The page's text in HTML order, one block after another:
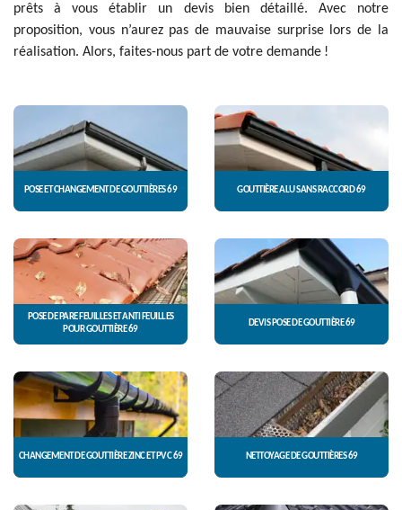
prêts à vous établir un devis bien détaillé. Avec notre
proposition, vous n’aurez pas de mauvaise surprise lors de la
réalisation. Alors, faites-nous part de votre demande !
POSE ET CHANGEMENT DE GOUTTIÈRES 69 GOUTTIÈRE ALU SANS RACCORD 69
POSE DE PARE FEUILLES ET ANTI FEUILLES
POUR GOUTTIÈRE 69
DEVIS POSE DE GOUTTIÈRE 69
CHANGEMENT DE GOUTTIÈRE ZINC ET PVC 69 NETTOYAGE DE GOUTTIÈRES 69